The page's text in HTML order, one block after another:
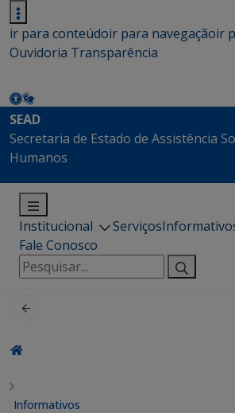
ir para conteúdoir para navegaçãoir
Ouvidoria Transparência
SEAD
Secretaria de Estado de Assistência
Humanos
Institucional Serviços
Fale Conosco
Pesquisar
por:
Informativos